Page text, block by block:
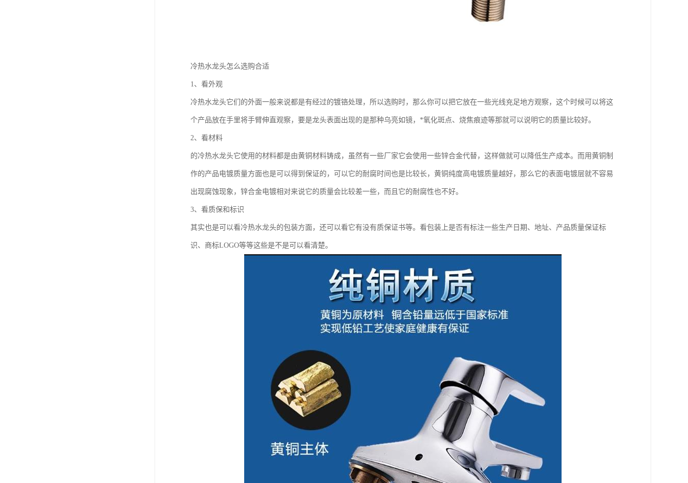
冷热水龙头怎么选购合适
1、看外观
冷热水龙头它们的外面一般来说都是有经过的镀铬处理，所以选购时，那么你可以把它放在一些光线充足地方观察，这个时候可以将这
个产品放在手里将手臂伸直观察，要是龙头表面出现的是那种乌亮如镜，*氧化斑点、烧焦痕迹等那就可以说明它的质量比较好。
2、看材料
的冷热水龙头它使用的材料都是由黄铜材料铸成，虽然有一些厂家它会使用一些锌合金代替，这样做就可以降低生产成本。而用黄铜制
作的产品电镀质量方面也是可以得到保证的，可以它的耐腐时间也是比较长，黄铜纯度高电镀质量越好，那么它的表面电镀层就不容易
出现腐蚀现象，锌合金电镀相对来说它的质量会比较差一些，而且它的耐腐性也不好。
3、看质保和标识
其实也是可以看冷热水龙头的包装方面，还可以看它有没有质保证书等。看包装上是否有标注一些生产日期、地址、产品质量保证标
识、商标LOGO等等这些是不是可以看清楚。